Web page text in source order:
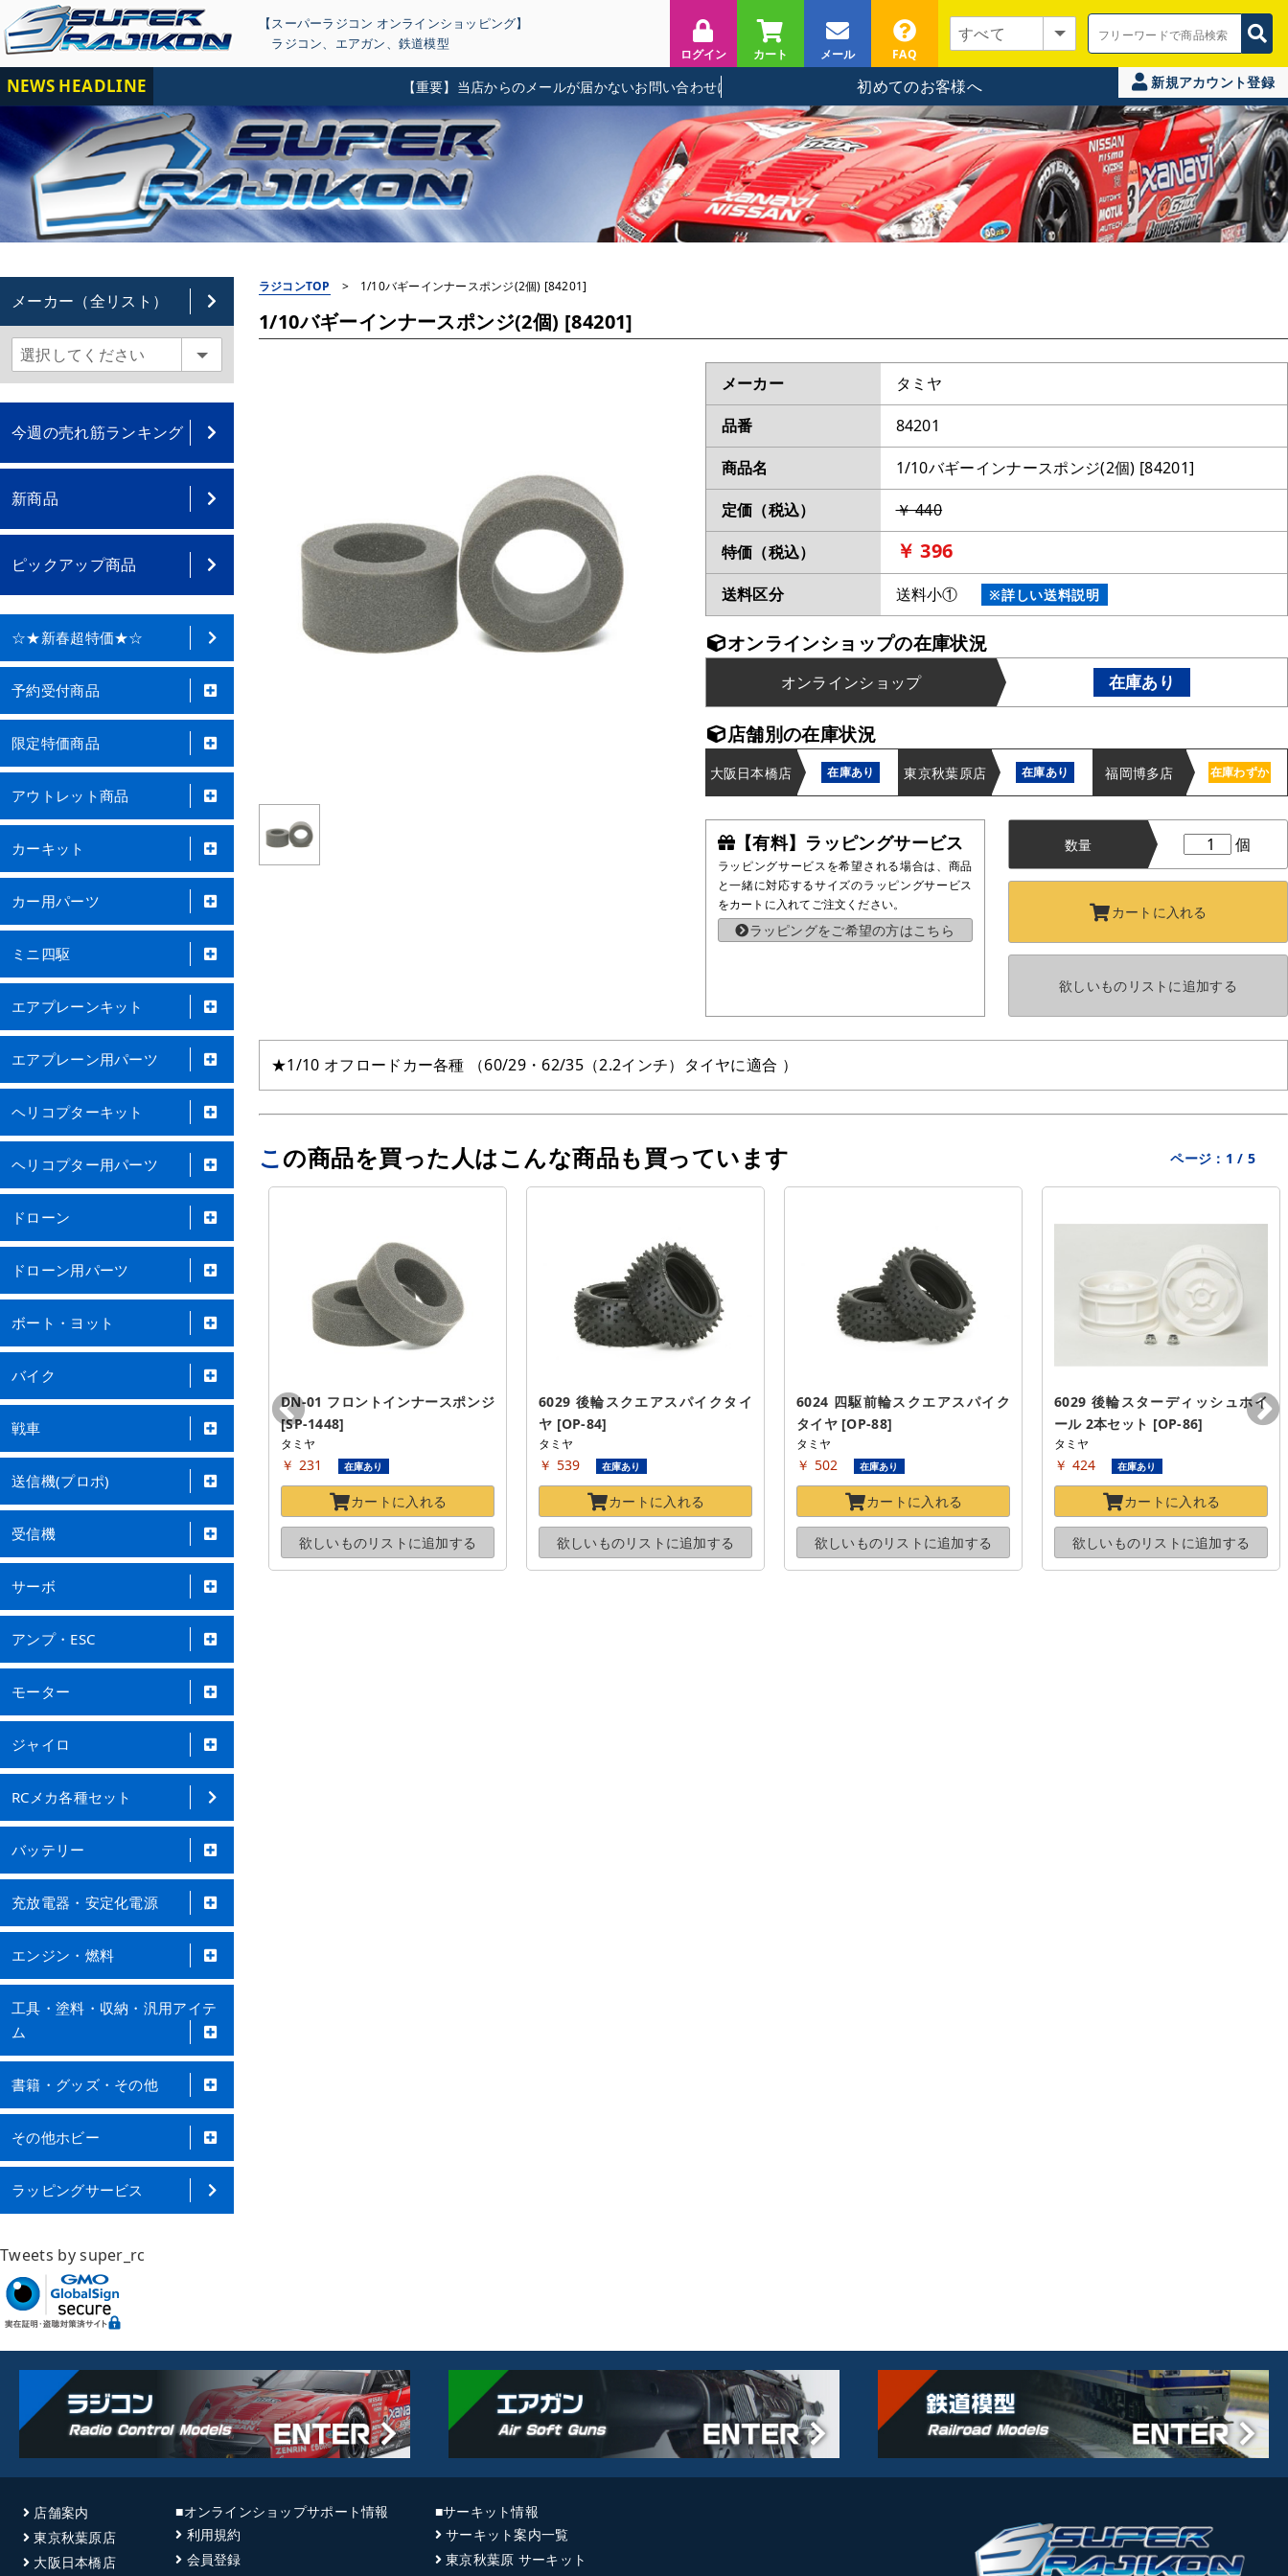
【スーパーラジコン オンラインショッピング】
ラジコン、 エアガン、 鉄道模型
ログイン カート メール FAQ
NEWS HEADLINE 【重要】当店からのメールが届かないお問い合わせに関して 初めてのお客様へ 新規アカウント登録
メーカー（全リスト）
今週の売れ筋ランキング
新商品
ピックアップ商品
☆★新春超特価★☆
予約受付商品
限定特価商品
アウトレット商品
カーキット
カー用パーツ
ミニ四駆
エアプレーンキット
エアプレーン用パーツ
ヘリコプターキット
ヘリコプター用パーツ
ドローン
ドローン用パーツ
ボート・ヨット
バイク
戦車
送信機(プロポ)
受信機
サーボ
アンプ・ESC
モーター
ジャイロ
RCメカ各種セット
バッテリー
充放電器・安定化電源
エンジン・燃料
工具・塗料・収納・汎用アイテ
ム
書籍・グッズ・その他
その他ホビー
ラッピングサービス
Tweets by super_rc
ラジコンTOP > 1/10バギーインナースポンジ(2個) [84201]
1/10バギーインナースポンジ(2個) [84201]
メーカー
タミヤ
品番
84201
商品名
1/10バギーインナースポンジ(2個) [84201]
定価（税込）
￥ 440
特価（税込）
￥ 396
送料区分 送料小① ※詳しい送料説明
オンラインショップの在庫状況
オンラインショップ 在庫あり
店舗別の在庫状況
大阪日本橋店 在庫あり 東京秋葉原店 在庫あり 福岡博多店 在庫わずか
【有料】ラッピングサービス
ラッピングサービスを希望される場合は、商品
と一緒に対応するサイズのラッピングサービス
をカートに入れてご注文ください。
ラッピングをご希望の方はこちら
数量 個
カートに入れる
欲しいものリストに追加する
★1/10 オフロードカー各種 （60/29・62/35（2.2インチ）タイヤに適合 ）
この商品を買った人はこんな商品も買っています ページ： 1 / 5
4駆前輪 ラージディシュホイール
(62/25) [OP-880]
カートに入れる
欲しいものリストに 追加する
DN-01 フロントインナースポンジ
[SP-1448]
タミヤ
￥ 231 在庫あり
カートに入れる
欲しいものリストに追加する
6029 後輪スクエアスパイクタイ
ヤ [OP-84]
タミヤ
￥ 539 在庫あり
カートに入れる
欲しいものリストに追加する
6024 四駆前輪スクエアスパイク
タイヤ [OP-88]
タミヤ
￥ 502 在庫あり
カートに入れる
欲しいものリストに追加する
6029 後輪スターディッシュホイ
ール 2本セット [OP-86]
タミヤ
￥ 424 在庫あり
カートに入れる
欲しいものリストに追加する
店舗案内
東京秋葉原店
大阪日本橋店
■オンラインショップサポート情報
利用規約
会員登録
■サーキット情報
サーキット案内一覧
東京秋葉原 サーキット